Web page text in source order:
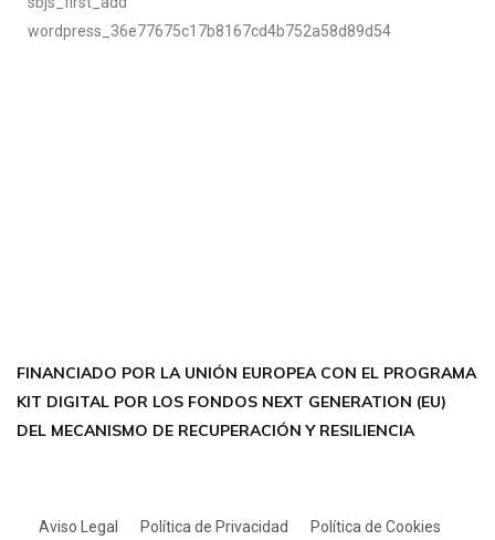
wordpress_36e77675c17b8167cd4b752a58d89d54
FINANCIADO POR LA UNIÓN EUROPEA CON EL PROGRAMA
KIT DIGITAL POR LOS FONDOS NEXT GENERATION (EU)
DEL MECANISMO DE RECUPERACIÓN Y RESILIENCIA
Aviso Legal Política de Privacidad
Política de Cookies